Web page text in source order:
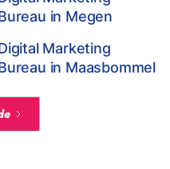
in Megen
Marketing
in Maasbommel